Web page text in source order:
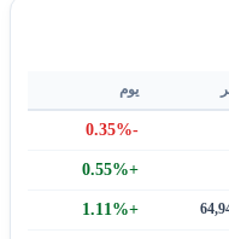
06:00-09:00 مغلق
06:00 09:30
يوم
-0.35%
+0.55%
+1.11%